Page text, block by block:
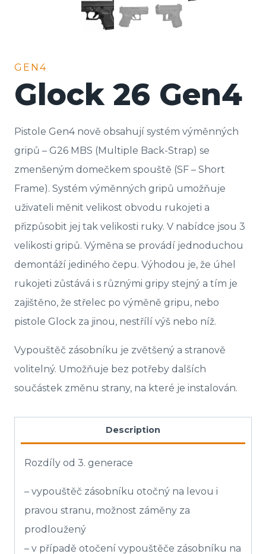
GEN4
Glock 26 Gen4
Pistole Gen4 nově obsahují systém výměnných
gripů – G26 MBS (Multiple Back-Strap) se
zmenšeným domečkem spouště (SF – Short
Frame). Systém výměnných gripů umožňuje
uživateli měnit velikost obvodu rukojeti a
přizpůsobit jej tak velikosti ruky. V nabídce jsou 3
velikosti gripů. Výměna se provádí jednoduchou
demontáží jediného čepu. Výhodou je, že úhel
rukojeti zůstává i s různými gripy stejný a tím je
zajištěno, že střelec po výměně gripu, nebo
pistole Glock za jinou, nestřílí výš nebo níž.
Vypouštěč zásobníku je zvětšený a stranově
volitelný. Umožňuje bez potřeby dalších
součástek změnu strany, na které je instalován.
Description
Rozdíly od 3. generace
– vypouštěč zásobníku otočný na levou i
pravou stranu, možnost záměny za
prodloužený
– v případě otočení vypouštěče zásobníku na